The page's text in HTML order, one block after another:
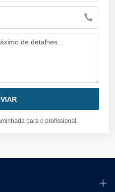
para o profissional.